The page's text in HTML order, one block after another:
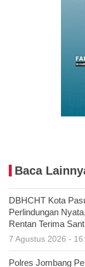
Baca
DBHCHT Kota
Perlindungan
Rentan Terima
7 Agustus 2026 -
Polres Jombang